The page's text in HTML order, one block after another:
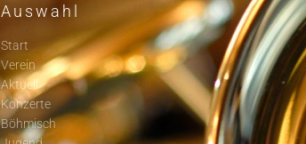
Auswahl
Start
Verein
Aktuell
Konzerte
Böhmisch